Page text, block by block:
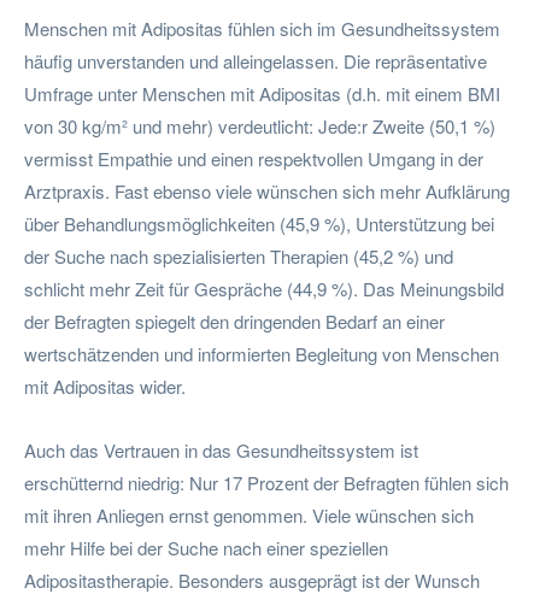
Menschen mit Adipositas fühlen sich im Gesundheitssystem
häufig unverstanden und alleingelassen. Die repräsentative
Umfrage unter Menschen mit Adipositas (d.h. mit einem BMI
von 30 kg/m² und mehr) verdeutlicht: Jede:r Zweite (50,1 %)
vermisst Empathie und einen respektvollen Umgang in der
Arztpraxis. Fast ebenso viele wünschen sich mehr Aufklärung
über Behandlungsmöglichkeiten (45,9 %), Unterstützung bei
der Suche nach spezialisierten Therapien (45,2 %) und
schlicht mehr Zeit für Gespräche (44,9 %). Das Meinungsbild
der Befragten spiegelt den dringenden Bedarf an einer
wertschätzenden und informierten Begleitung von Menschen
mit Adipositas wider.
Auch das Vertrauen in das Gesundheitssystem ist
erschütternd niedrig: Nur 17 Prozent der Befragten fühlen sich
mit ihren Anliegen ernst genommen. Viele wünschen sich
mehr Hilfe bei der Suche nach einer speziellen
Adipositastherapie. Besonders ausgeprägt ist der Wunsch